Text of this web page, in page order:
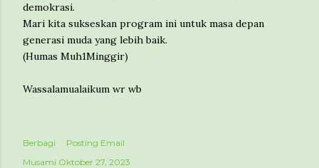
demokrasi.
Mari kita sukseskan program ini untuk masa depan
generasi muda yang lebih baik.
(Humas Muh1Minggir)
Wassalamualaikum wr wb
Berbagi
Posting Email
Musami Oktober 27, 2023